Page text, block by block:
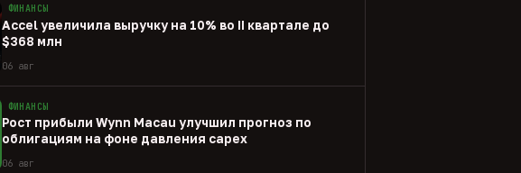
ФИНАНСЫ
Accel увеличила выручку на 10% во II квартале до
$368 млн
06 авг
ФИНАНСЫ
Рост прибыли Wynn Macau улучшил прогноз по
облигациям на фоне давления capex
06 авг